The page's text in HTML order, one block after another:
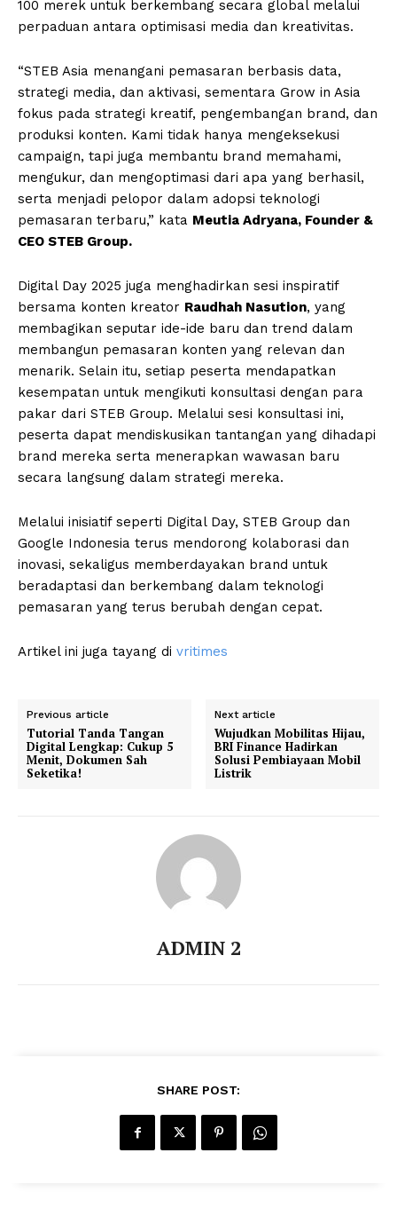
100 merek untuk berkembang secara global melalui
perpaduan antara optimisasi media dan kreativitas.
“STEB Asia menangani pemasaran berbasis data,
strategi media, dan aktivasi, sementara Grow in Asia
fokus pada strategi kreatif, pengembangan brand, dan
produksi konten. Kami tidak hanya mengeksekusi
campaign, tapi juga membantu brand memahami,
mengukur, dan mengoptimasi dari apa yang berhasil,
serta menjadi pelopor dalam adopsi teknologi
pemasaran terbaru,” kata Meutia Adryana, Founder &
CEO STEB Group.
Digital Day 2025 juga menghadirkan sesi inspiratif
bersama konten kreator Raudhah Nasution, yang
membagikan seputar ide-ide baru dan trend dalam
membangun pemasaran konten yang relevan dan
menarik. Selain itu, setiap peserta mendapatkan
kesempatan untuk mengikuti konsultasi dengan para
pakar dari STEB Group. Melalui sesi konsultasi ini,
peserta dapat mendiskusikan tantangan yang dihadapi
brand mereka serta menerapkan wawasan baru
secara langsung dalam strategi mereka.
Melalui inisiatif seperti Digital Day, STEB Group dan
Google Indonesia terus mendorong kolaborasi dan
inovasi, sekaligus memberdayakan brand untuk
beradaptasi dan berkembang dalam teknologi
pemasaran yang terus berubah dengan cepat.
Artikel ini juga tayang di vritimes
Previous article
Tutorial Tanda Tangan
Digital Lengkap: Cukup 5
Menit, Dokumen Sah
Seketika!
Next article
Wujudkan Mobilitas Hijau,
BRI Finance Hadirkan
Solusi Pembiayaan Mobil
Listrik
ADMIN 2
SHARE POST: